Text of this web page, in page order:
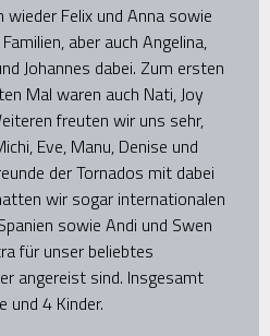
wieder Felix und Anna sowie
aber auch Angelina,
Johannes dabei. Zum ersten
Mal waren auch Nati, Joy
freuten wir uns sehr,
Eve, Manu, Denise und
der Tornados mit dabei
wir sogar internationalen
sowie Andi und Swen
für unser beliebtes
angereist sind. Insgesamt
und 4 Kinder.